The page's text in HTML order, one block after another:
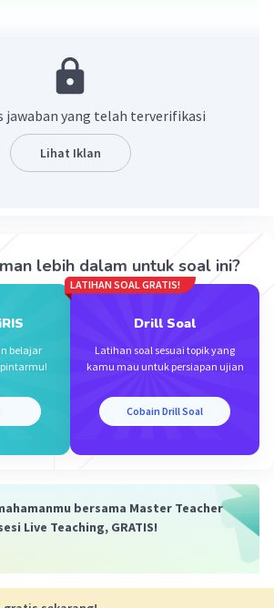
n(S)
:
muncul kejadian A
suami istri tersebut memiliki 3
itu, jawaban yang benar adalah D.
jawaban yang telah terverifikasi
Lihat Iklan
lebih dalam untuk soal ini?
belajar
pintarmu!
LATIHAN SOAL GRATIS!
Drill Soal
Latihan soal sesuai topik yang
kamu mau untuk persiapan ujian
Cobain Drill Soal
bersama Master Teacher
Live Teaching, GRATIS!